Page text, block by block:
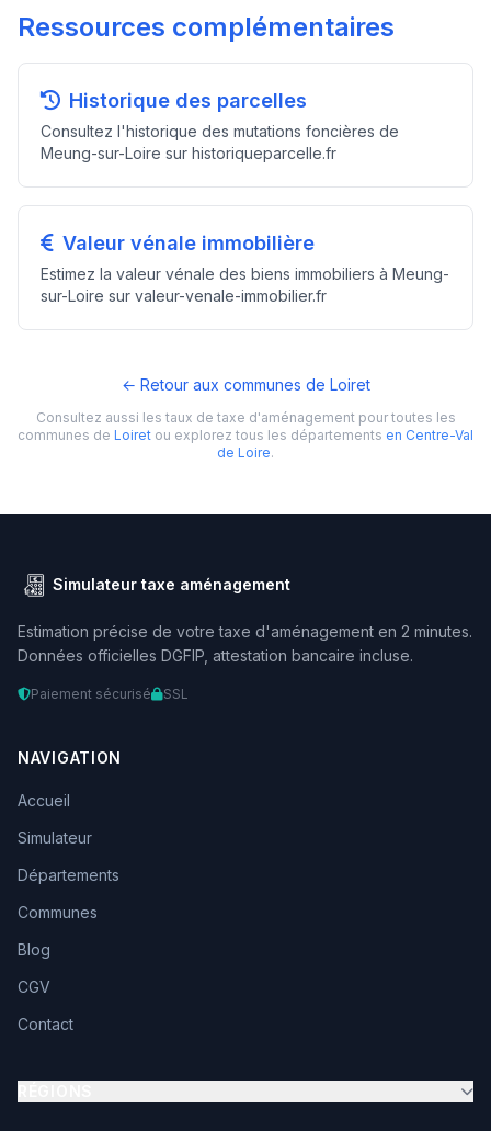
Ressources complémentaires
Historique des parcelles
Consultez l'historique des mutations foncières de
Meung-sur-Loire sur historiqueparcelle.fr
Valeur vénale immobilière
Estimez la valeur vénale des biens immobiliers à Meung-
sur-Loire sur valeur-venale-immobilier.fr
← Retour aux communes de Loiret
Consultez aussi les taux de taxe d'aménagement pour toutes les
communes de Loiret ou explorez tous les départements en Centre-Val
de Loire.
Simulateur taxe aménagement
Estimation précise de votre taxe d'aménagement en 2 minutes.
Données officielles DGFIP, attestation bancaire incluse.
Paiement sécurisé SSL
NAVIGATION
Accueil
Simulateur
Départements
Communes
Blog
CGV
Contact